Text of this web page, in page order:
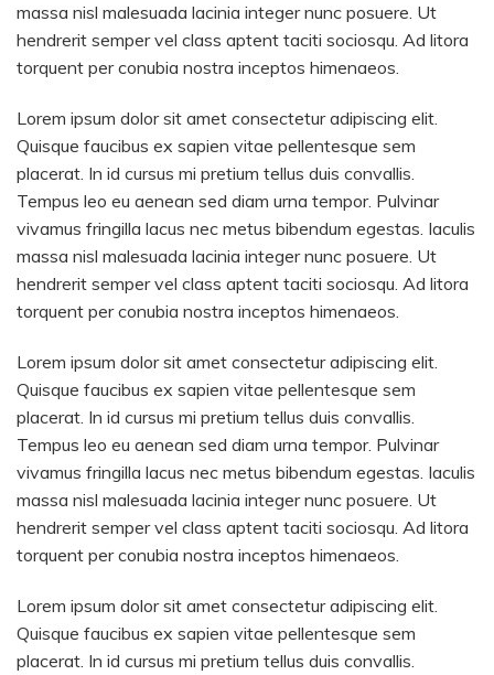
massa nisl malesuada lacinia integer nunc posuere. Ut
hendrerit semper vel class aptent taciti sociosqu. Ad litora
torquent per conubia nostra inceptos himenaeos.
Lorem ipsum dolor sit amet consectetur adipiscing elit.
Quisque faucibus ex sapien vitae pellentesque sem
placerat. In id cursus mi pretium tellus duis convallis.
Tempus leo eu aenean sed diam urna tempor. Pulvinar
vivamus fringilla lacus nec metus bibendum egestas. Iaculis
massa nisl malesuada lacinia integer nunc posuere. Ut
hendrerit semper vel class aptent taciti sociosqu. Ad litora
torquent per conubia nostra inceptos himenaeos.
Lorem ipsum dolor sit amet consectetur adipiscing elit.
Quisque faucibus ex sapien vitae pellentesque sem
placerat. In id cursus mi pretium tellus duis convallis.
Tempus leo eu aenean sed diam urna tempor. Pulvinar
vivamus fringilla lacus nec metus bibendum egestas. Iaculis
massa nisl malesuada lacinia integer nunc posuere. Ut
hendrerit semper vel class aptent taciti sociosqu. Ad litora
torquent per conubia nostra inceptos himenaeos.
Lorem ipsum dolor sit amet consectetur adipiscing elit.
Quisque faucibus ex sapien vitae pellentesque sem
placerat. In id cursus mi pretium tellus duis convallis.